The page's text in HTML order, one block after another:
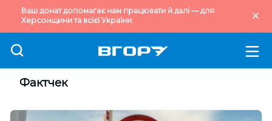
Ваш донат допомагає нам працювати й далі — для
Херсонщини та всієї України.
Фактчек